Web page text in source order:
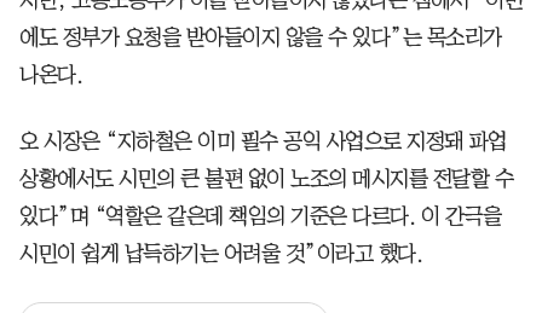
에도 정부가 요청을 받아들이지 않을 수 있다”는 목소리가
나온다.
오 시장은 “지하철은 이미 필수 공익 사업으로 지정돼 파업
상황에서도 시민의 큰 불편 없이 노조의 메시지를 전달할 수
있다”며 “역할은 같은데 책임의 기준은 다르다. 이 간극을
시민이 쉽게 납득하기는 어려울 것”이라고 했다.